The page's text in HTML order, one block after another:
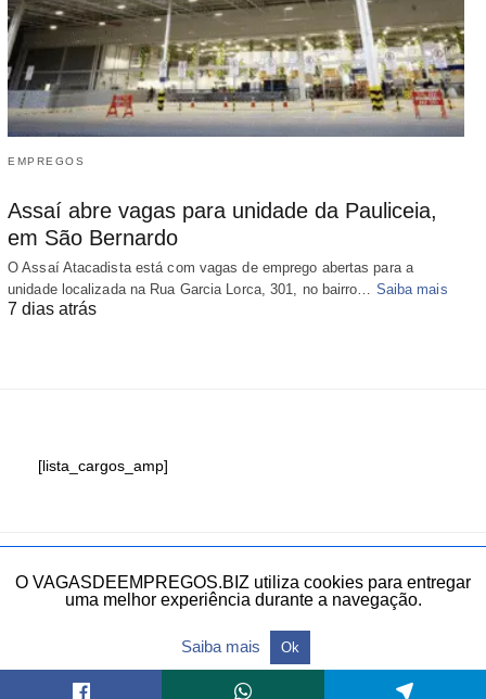
EMPREGOS
Assaí abre vagas para unidade da Pauliceia,
em São Bernardo
O Assaí Atacadista está com vagas de emprego abertas para a
unidade localizada na Rua Garcia Lorca, 301, no bairro… Saiba mais
7 dias atrás
[lista_cargos_amp]
Fale conosco
O VAGASDEEMPREGOS.BIZ utiliza cookies para entregar
uma melhor experiência durante a navegação.
Saiba mais Ok